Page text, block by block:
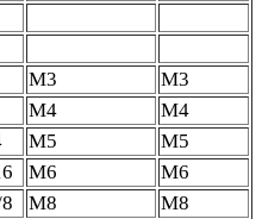
M3
M3
M4
M4
M5
M5
M6
M6
M8
M8